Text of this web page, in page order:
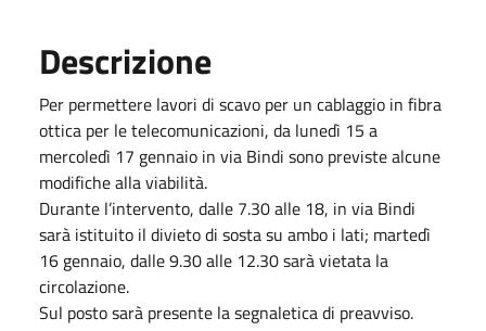
Descrizione
Per permettere lavori di scavo per un cablaggio in fibra
ottica per le telecomunicazioni, da lunedì 15 a
mercoledì 17 gennaio in via Bindi sono previste alcune
modifiche alla viabilità.
Durante l’intervento, dalle 7.30 alle 18, in via Bindi
sarà istituito il divieto di sosta su ambo i lati; martedì
16 gennaio, dalle 9.30 alle 12.30 sarà vietata la
circolazione.
Sul posto sarà presente la segnaletica di preavviso.